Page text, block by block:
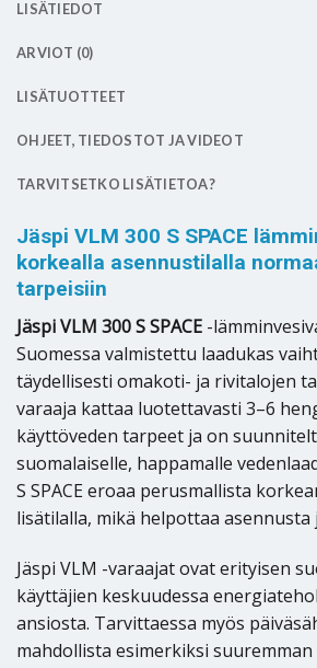
LISÄTIEDOT
ARVIOT (0)
LISÄTUOTTEET
OHJEET, TIEDOSTOT JA VIDEOT
TARVITSETKO LISÄTIETOA?
Jäspi VLM 300 S SPACE
korkealla asennustilalla
tarpeisiin
Jäspi VLM 300 S SPACE -
Suomessa valmistettu laadukas
täydellisesti omakoti- ja rivitalojen
varaaja kattaa luotettavasti 3–6
käyttöveden tarpeet ja on
suomalaiselle, happamalle
S SPACE eroaa perusmallista
lisätilalla, mikä helpottaa asennusta
Jäspi VLM -varaajat ovat erityisen
käyttäjien keskuudessa
ansiosta. Tarvittaessa myös
mahdollista esimerkiksi